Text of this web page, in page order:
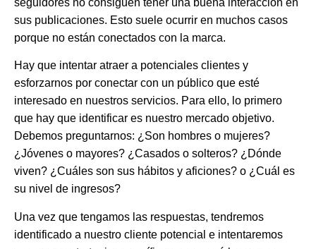
sus publicaciones. Esto suele ocurrir en muchos casos
porque no están conectados con la marca.
Hay que intentar atraer a potenciales clientes y
esforzarnos por conectar con un público que esté
interesado en nuestros servicios. Para ello, lo primero
que hay que identificar es nuestro mercado objetivo.
Debemos preguntarnos: ¿Son hombres o mujeres?
¿Jóvenes o mayores? ¿Casados o solteros? ¿Dónde
viven? ¿Cuáles son sus hábitos y aficiones? o ¿Cuál es
su nivel de ingresos?
Una vez que tengamos las respuestas, tendremos
identificado a nuestro cliente potencial e intentaremos